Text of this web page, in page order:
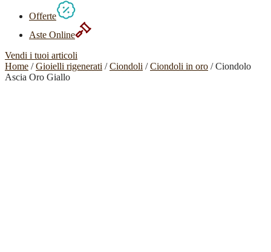
Offerte
Aste Online
Vendi i tuoi articoli
Home /Gioielli rigenerati /Ciondoli /Ciondoli in oro / Ciondolo
Ascia Oro Giallo